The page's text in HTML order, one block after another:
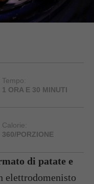
Tempo:
1 ORA E 30 MINUTI
Calorie:
360/PORZIONE
di patate e
elettrodomenisto